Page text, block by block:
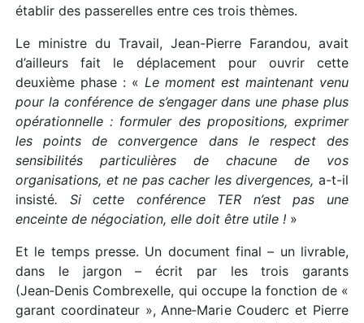
établir des passerelles entre ces trois thèmes.
Le ministre du Travail, Jean-Pierre Farandou, avait
d’ailleurs fait le déplacement pour ouvrir cette
deuxième phase : « Le moment est maintenant venu
pour la conférence de s’engager dans une phase plus
opérationnelle : formuler des propositions, exprimer
les points de convergence dans le respect des
sensibilités particulières de chacune de vos
organisations, et ne pas cacher les divergences, a-t-il
insisté. Si cette conférence TER n’est pas une
enceinte de négociation, elle doit être utile ! »
Et le temps presse. Un document final – un livrable,
dans le jargon – écrit par les trois garants
(Jean‑Denis Combrexelle, qui occupe la fonction de «
garant coordinateur », Anne‑Marie Couderc et Pierre